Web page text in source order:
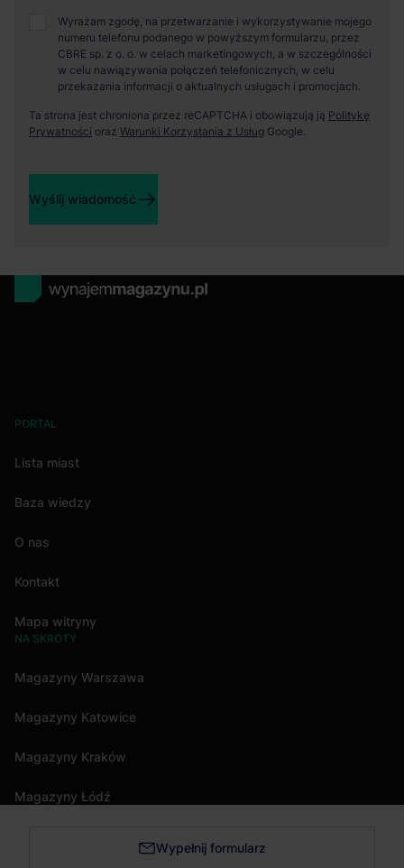
Wyrażam zgodę, na przetwarzanie i wykorzystywanie mojego
numeru telefonu podanego w powyższym formularzu, przez
CBRE sp. z o. o. w celach marketingowych, a w szczególności
w celu nawiązywania połączeń telefonicznych, w celu
przekazania informacji o aktualnych usługach i promocjach.
Ta strona jest chroniona przez reCAPTCHA i obowiązują ją Politykę
Prywatności oraz Warunki Korzystania z Usług Google.
Wyślij wiadomość
PORTAL
Lista miast
Baza wiedzy
O nas
Kontakt
Mapa witryny
NA SKRÓTY
Magazyny Warszawa
Magazyny Katowice
Magazyny Kraków
Magazyny Łódź
Magazyny Trójmiasto Wypełnij formularz